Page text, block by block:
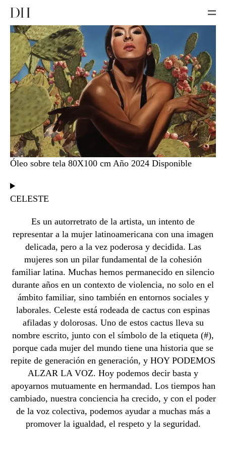
Óleo sobre tela 80X100 cm Año 2024 Disponible
CELESTE
Es un autorretrato de la artista, un intento de
representar a la mujer latinoamericana con una imagen
delicada, pero a la vez poderosa y decidida. Las
mujeres son un pilar fundamental de la cohesión
familiar latina. Muchas hemos permanecido en silencio
durante años en un contexto de violencia, no solo en el
ámbito familiar, sino también en entornos sociales y
laborales. Celeste está rodeada de cactus con espinas
afiladas y dolorosas. Uno de estos cactus lleva su
nombre escrito, junto con el símbolo de la etiqueta (#),
porque cada mujer del mundo tiene una historia que se
repite de generación en generación, y HOY PODEMOS
ALZAR LA VOZ. Hoy podemos decir basta y
apoyarnos mutuamente en hermandad. Los tiempos han
cambiado, nuestra conciencia ha crecido, y con el poder
de la voz colectiva, podemos ayudar a muchas más a
promover la igualdad, el respeto y la seguridad.